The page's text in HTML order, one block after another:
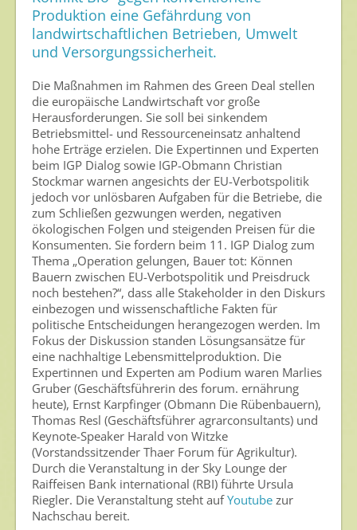
Umweltschutz
Nutzen von Pflanzenschutzmitteln
Sichere Lebensmittel
Zulassung
Gesunde Menschen
Versorgungs- & Ernährungssicherheit
Gepflegtes Eigenheim
Anwenderschutz
Entsorgung von Pflanzenschutzmittel-Leergebinden
Die IGP
Zum Verband
Ansprechpersonen
Veranstaltungen & Aktionen
Presse
Pressemitteilungen
Pressebilder
Produktion eine Gefährdung von
landwirtschaftlichen Betrieben, Umwelt
und Versorgungssicherheit.
Die Maßnahmen im Rahmen des Green Deal stellen
die europäische Landwirtschaft vor große
Herausforderungen. Sie soll bei sinkendem
Betriebsmittel- und Ressourceneinsatz anhaltend
hohe Erträge erzielen. Die Expertinnen und Experten
beim IGP Dialog sowie IGP-Obmann Christian
Stockmar warnen angesichts der EU-Verbotspolitik
jedoch vor unlösbaren Aufgaben für die Betriebe, die
zum Schließen gezwungen werden, negativen
ökologischen Folgen und steigenden Preisen für die
Konsumenten. Sie fordern beim 11. IGP Dialog zum
Thema „Operation gelungen, Bauer tot: Können
Bauern zwischen EU-Verbotspolitik und Preisdruck
noch bestehen?“, dass alle Stakeholder in den Diskurs
einbezogen und wissenschaftliche Fakten für
politische Entscheidungen herangezogen werden. Im
Fokus der Diskussion standen Lösungsansätze für
eine nachhaltige Lebensmittelproduktion. Die
Expertinnen und Experten am Podium waren Marlies
Gruber (Geschäftsführerin des forum. ernährung
heute), Ernst Karpfinger (Obmann Die Rübenbauern),
Thomas Resl (Geschäftsführer agrarconsultants) und
Keynote-Speaker Harald von Witzke
(Vorstandssitzender Thaer Forum für Agrikultur).
Durch die Veranstaltung in der Sky Lounge der
Raiffeisen Bank international (RBI) führte Ursula
Riegler. Die Veranstaltung steht aufYoutube zur
Nachschau bereit.